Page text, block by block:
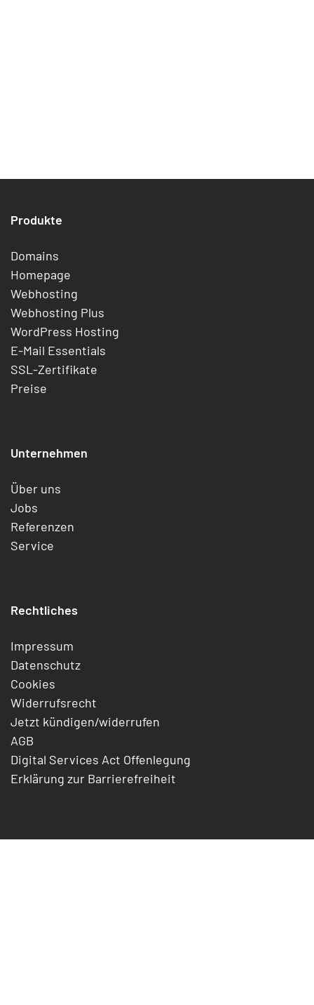
Produkte
Domains
Homepage
Webhosting
Webhosting Plus
WordPress Hosting
E-Mail Essentials
SSL-Zertifikate
Preise
Unternehmen
Über uns
Jobs
Referenzen
Service
Rechtliches
Impressum
Datenschutz
Cookies
Widerrufsrecht
Jetzt kündigen/widerrufen
AGB
Digital Services Act Offenlegung
Erklärung zur Barrierefreiheit
Support